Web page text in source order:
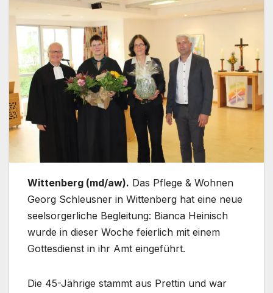
Wittenberg (md/aw). Das Pflege & Wohnen
Georg Schleusner in Wittenberg hat eine neue
seelsorgerliche Begleitung: Bianca Heinisch
wurde in dieser Woche feierlich mit einem
Gottesdienst in ihr Amt eingeführt.
Die 45-Jährige stammt aus Prettin und war